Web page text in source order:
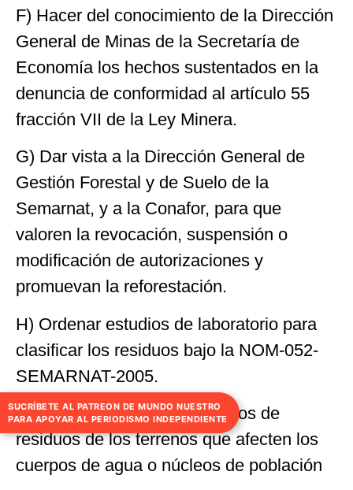
F) Hacer del conocimiento de la Dirección
General de Minas de la Secretaría de
Economía los hechos sustentados en la
denuncia de conformidad al artículo 55
fracción VII de la Ley Minera.
G) Dar vista a la Dirección General de
Gestión Forestal y de Suelo de la
Semarnat, y a la Conafor, para que
valoren la revocación, suspensión o
modificación de autorizaciones y
promuevan la reforestación.
H) Ordenar estudios de laboratorio para
clasificar los residuos bajo la NOM-052-
SEMARNAT-2005.
I) Ordenar el retiro de depósitos de
residuos de los terrenos que afecten los
cuerpos de agua o núcleos de población
SUCRÍBETE AL PATREON DE MUNDO NUESTRO
PARA APOYAR AL PERIODISMO INDEPENDIENTE